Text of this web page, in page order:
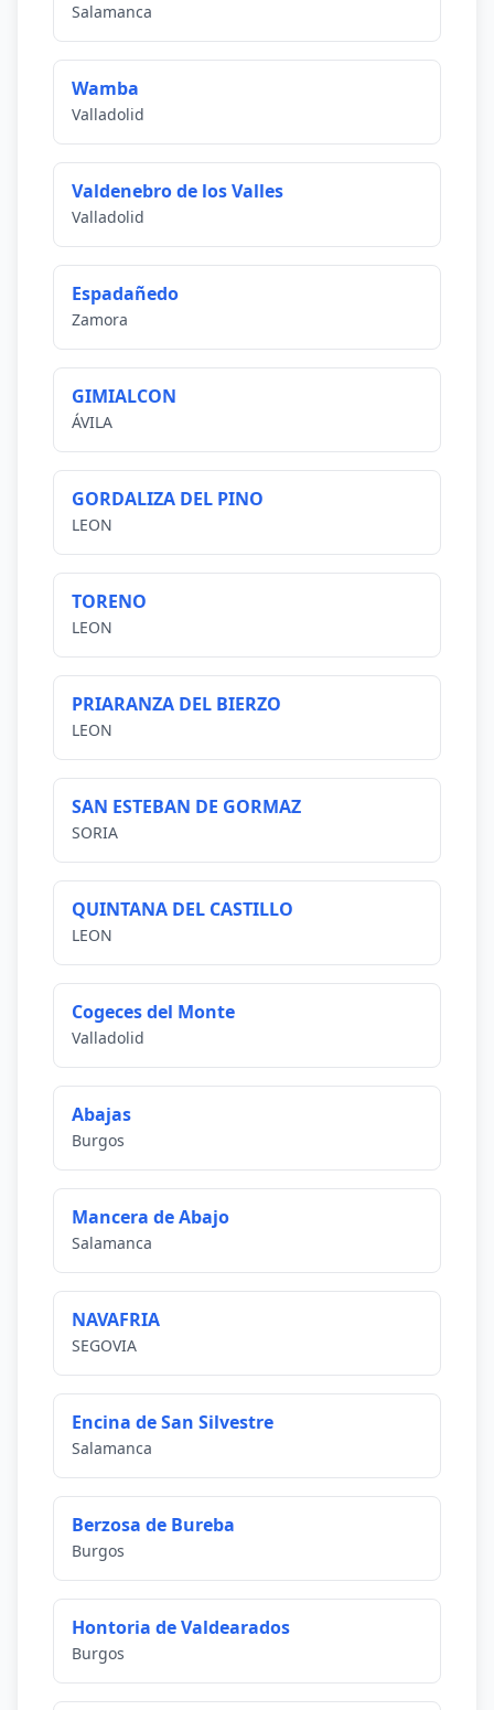
Salamanca
Wamba
Valladolid
Valdenebro de los Valles
Valladolid
Espadañedo
Zamora
GIMIALCON
ÁVILA
GORDALIZA DEL PINO
LEON
TORENO
LEON
PRIARANZA DEL BIERZO
LEON
SAN ESTEBAN DE GORMAZ
SORIA
QUINTANA DEL CASTILLO
LEON
Cogeces del Monte
Valladolid
Abajas
Burgos
Mancera de Abajo
Salamanca
NAVAFRIA
SEGOVIA
Encina de San Silvestre
Salamanca
Berzosa de Bureba
Burgos
Hontoria de Valdearados
Burgos